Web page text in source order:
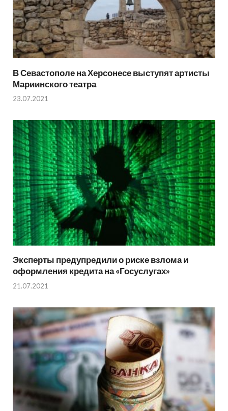
В Севастополе на Херсонесе выступят артисты
Мариинского театра
23.07.2021
Эксперты предупредили о риске взлома и
оформления кредита на «Госуслугах»
21.07.2021